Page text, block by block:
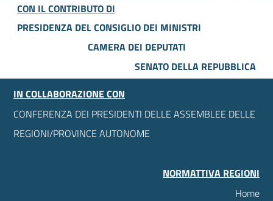
CON IL CONTRIBUTO DI
PRESIDENZA DEL CONSIGLIO DEI MINISTRI
CAMERA DEI DEPUTATI
SENATO DELLA REPUBBLICA
IN COLLABORAZIONE CON
CONFERENZA DEI PRESIDENTI DELLE ASSEMBLEE DELLE
REGIONI/PROVINCE AUTONOME
NORMATTIVA REGIONI
Home